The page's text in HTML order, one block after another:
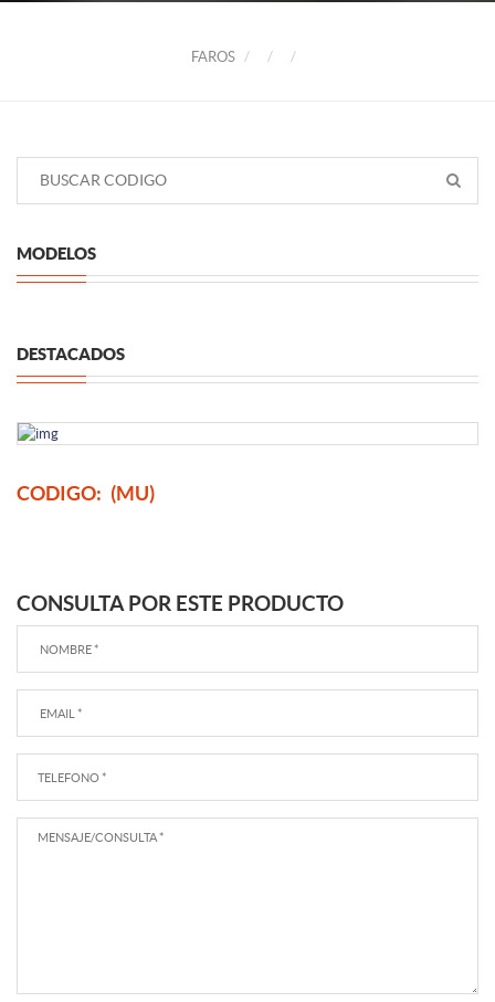
FAROS
MODELOS
DESTACADOS
CODIGO: (MU)
CONSULTA POR ESTE PRODUCTO